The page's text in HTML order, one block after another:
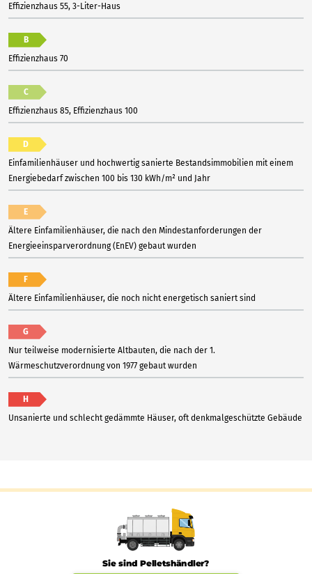
Effizienzhaus 55, 3-Liter-Haus
B
Effizienzhaus 70
C
Effizienzhaus 85, Effizienzhaus 100
D
Einfamilienhäuser und hochwertig sanierte Bestandsimmobilien mit einem
Energiebedarf zwischen 100 bis 130 kWh/m² und Jahr
E
Ältere Einfamilienhäuser, die nach den Mindestanforderungen der
Energieeinsparverordnung (EnEV) gebaut wurden
F
Ältere Einfamilienhäuser, die noch nicht energetisch saniert sind
G
Nur teilweise modernisierte Altbauten, die nach der 1.
Wärmeschutzverordnung von 1977 gebaut wurden
H
Unsanierte und schlecht gedämmte Häuser, oft denkmalgeschützte Gebäude
Sie sind Pelletshändler?